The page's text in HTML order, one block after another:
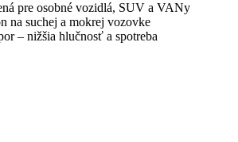
pre osobné vozidlá, SUV a VANy
na suchej a mokrej vozovke
– nižšia hlučnosť a spotreba